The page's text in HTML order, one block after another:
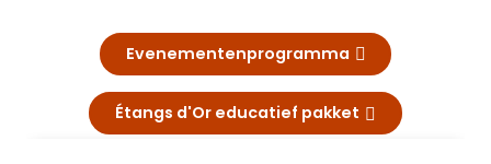
Evenementenprogramma
Étangs d'Or educatief pakket